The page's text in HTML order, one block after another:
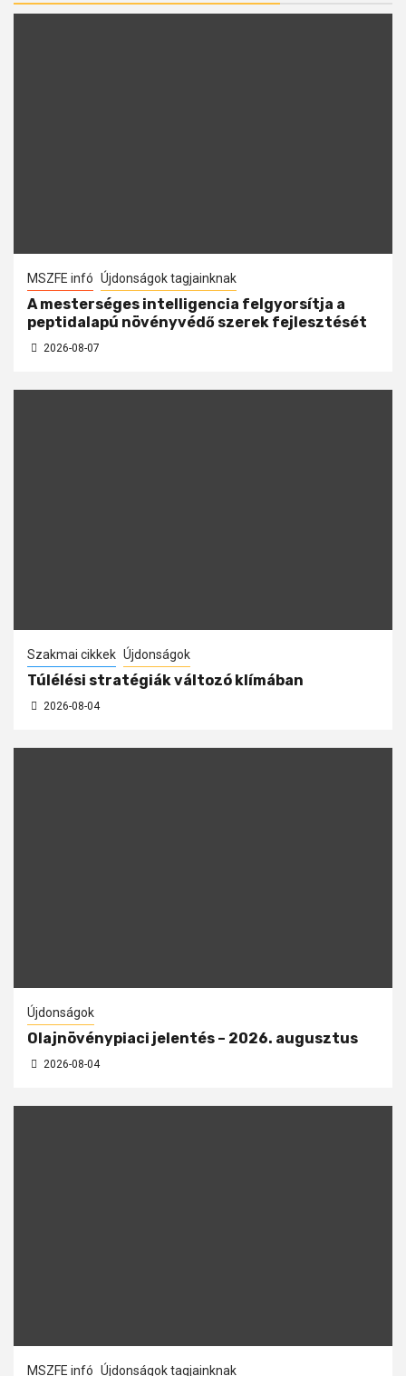
MSZFE infó Újdonságok tagjainknak
A mesterséges intelligencia felgyorsítja a
peptidalapú növényvédő szerek fejlesztését
2026-08-07
Szakmai cikkek Újdonságok
Túlélési stratégiák változó klímában
2026-08-04
Újdonságok
Olajnövénypiaci jelentés – 2026. augusztus
2026-08-04
MSZFE infó Újdonságok tagjainknak